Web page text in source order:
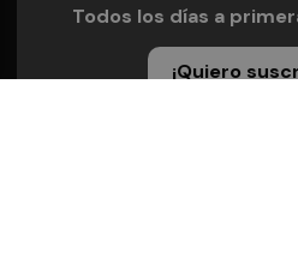
Todos los días a
¡Quiero